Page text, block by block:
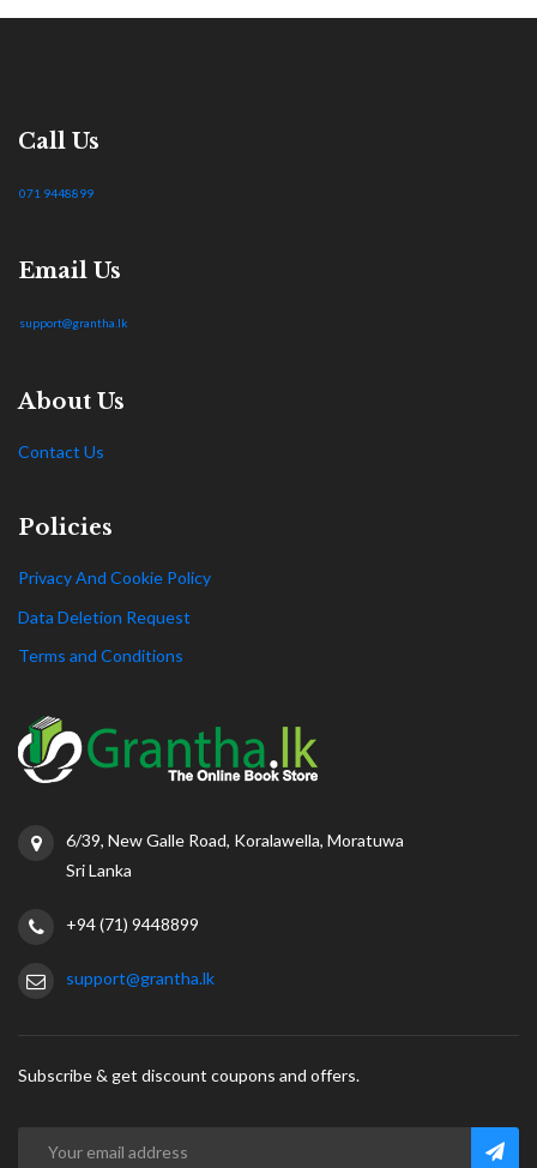
Call Us
071 9448899
Email Us
support@grantha.lk
About Us
Contact Us
Policies
Privacy And Cookie Policy
Data Deletion Request
Terms and Conditions
6/39, New Galle Road, Koralawella, Moratuwa
Sri Lanka
+94 (71) 9448899
support@grantha.lk
Subscribe & get discount coupons and offers.